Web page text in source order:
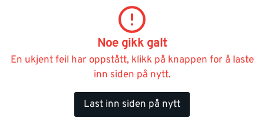
Noe gikk galt
En ukjent feil har oppstått, klikk på knappen for å laste
inn siden på nytt.
Last inn siden på nytt